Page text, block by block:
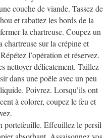
couche de viande. Tassez de
et rabattez les bords de la
la chartreuse. Coupez un
chartreuse sur la crépine et
l’opération et réservez.
nettoyer délicatement. Taillez-
dans une poêle avec un peu
Poivrez. Lorsqu’ils ont
à colorer, coupez le feu et
portefeuille. Effeuillez le persil